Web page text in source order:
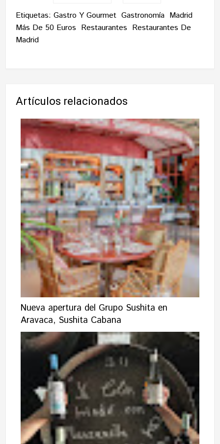
Etiquetas:Gastro Y Gourmet Gastronomía Madrid
Más De 50 Euros Restaurantes Restaurantes De
Madrid
Artículos relacionados
Nueva apertura del Grupo Sushita en
Aravaca, Sushita Cabana